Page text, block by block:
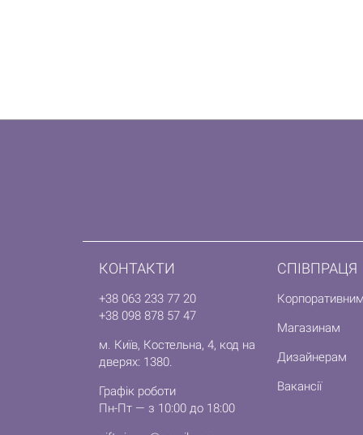
КОНТАКТИ
+38 063 233 77 20
+38 098 878 57 47
м. Київ, Костельна, 4, код на
дверях: 1380.
Графік роботи
Пн-Пт — з 10:00 до 18:00
СПІВПРАЦЯ
Магазинам
Дизайнерам
Вакансії